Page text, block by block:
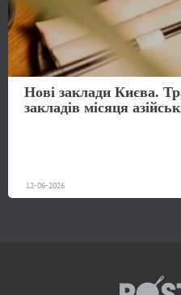
Нові заклади Києва.
закладів місяця
12-06-2026